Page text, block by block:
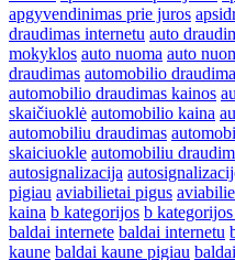
apgyvendinimas prie juros
draudimas internetu auto
mokyklos auto nuoma auto
draudimas automobilio
automobilio draudimas kainos
skaičiuoklė automobilio kaina
automobiliu draudimas
skaiciuokle automobiliu
autosignalizacija
pigiau aviabilietai pigus
kaina b kategorijos b
baldai internete baldai internetu
kaune baldai kaune pigiau